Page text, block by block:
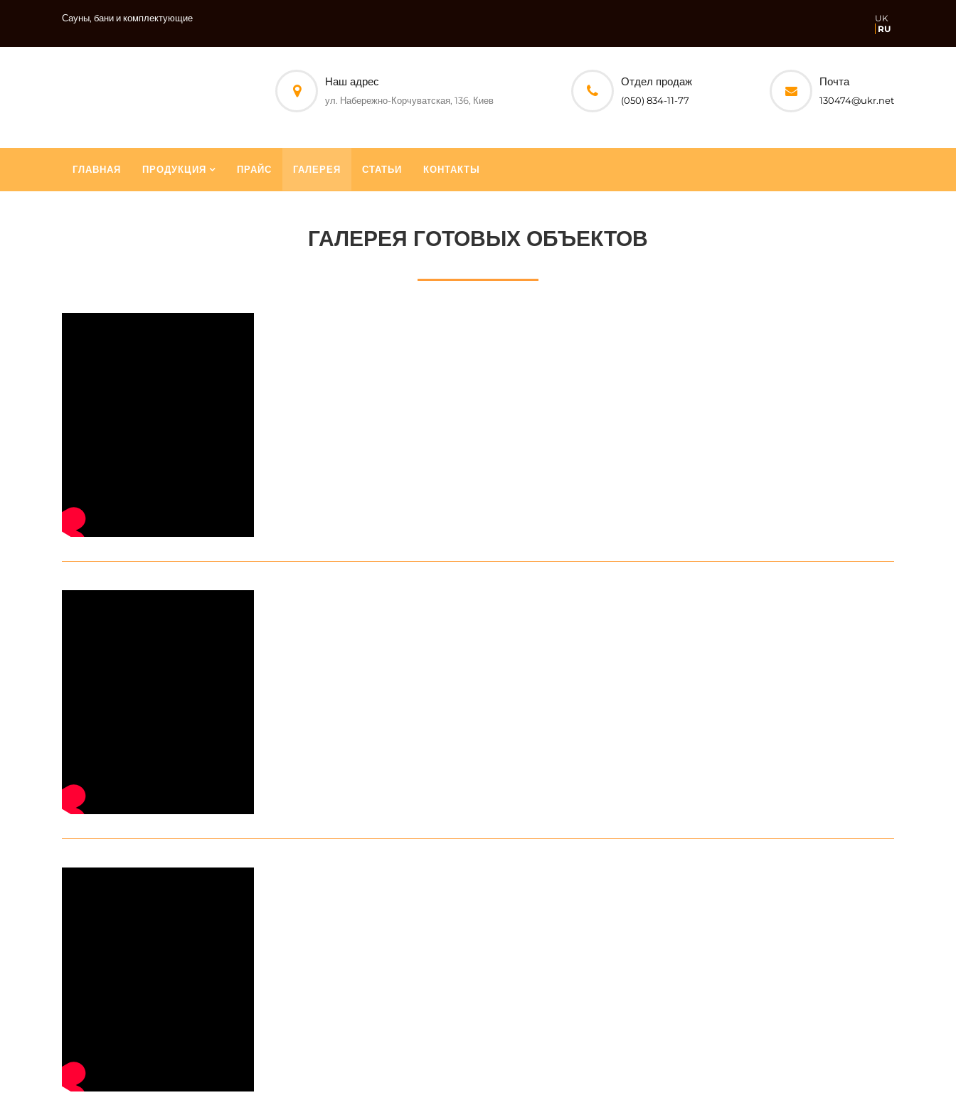
Сауны, бани и комплектующие
UK
RU
Наш адрес
ул. Набережно-Корчуватская, 136, Киев
Отдел продаж
(050) 834-11-77
Почта
130474@ukr.net
ГЛАВНАЯ ПРОДУКЦИЯ ПРАЙС ГАЛЕРЕЯ СТАТЬИ КОНТАКТЫ
ГАЛЕРЕЯ ГОТОВЫХ ОБЪЕКТОВ